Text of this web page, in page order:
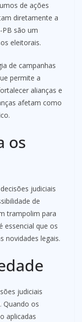
de ações
diretamente a
PB são um
eleitorais.
de campanhas
permite a
alianças e
afetam como
os
judiciais
de
trampolim para
essencial que os
novidades legais.
judiciais
Quando os
aplicadas